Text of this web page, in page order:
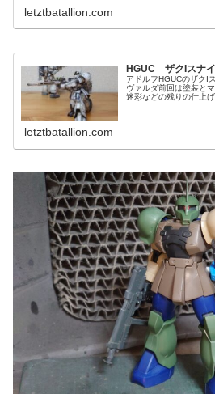
letztbatallion.com
HGUC ザクIスナ
アドルフHGUCのザクI
ヴァルダ前回は塗装と
迷彩などの残りの仕上
letztbatallion.com